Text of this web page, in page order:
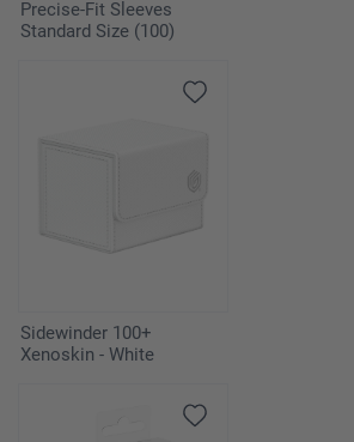
Precise-Fit Sleeves
Standard Size (100)
Sidewinder 100+
Xenoskin - White